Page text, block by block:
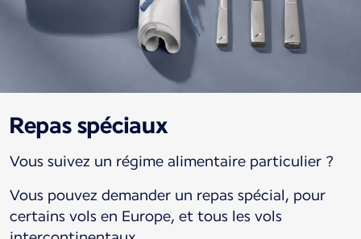
Repas spéciaux
Vous suivez un régime alimentaire particulier ?
Vous pouvez demander un repas spécial, pour
certains vols en Europe, et tous les vols